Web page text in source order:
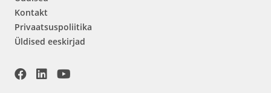
Kontakt
Privaatsuspoliitika
Üldised eeskirjad